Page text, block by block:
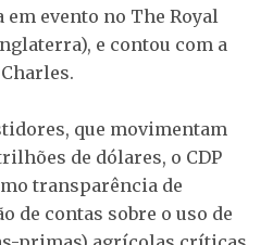
evento no The Royal
e contou com a
que movimentam
de dólares, o CDP
transparência de
de contas sobre o uso de